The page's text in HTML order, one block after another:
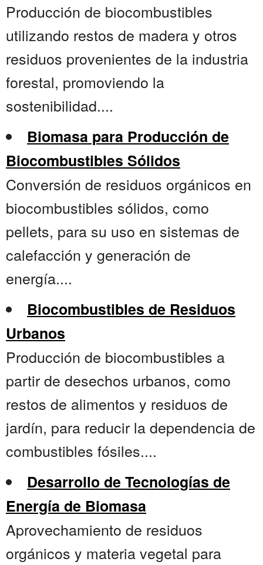
Producción de biocombustibles
utilizando restos de madera y otros
residuos provenientes de la industria
forestal, promoviendo la
sostenibilidad....
Biomasa para Producción de
Biocombustibles Sólidos
Conversión de residuos orgánicos en
biocombustibles sólidos, como
pellets, para su uso en sistemas de
calefacción y generación de
energía....
Biocombustibles de Residuos
Urbanos
Producción de biocombustibles a
partir de desechos urbanos, como
restos de alimentos y residuos de
jardín, para reducir la dependencia de
combustibles fósiles....
Desarrollo de Tecnologías de
Energía de Biomasa
Aprovechamiento de residuos
orgánicos y materia vegetal para